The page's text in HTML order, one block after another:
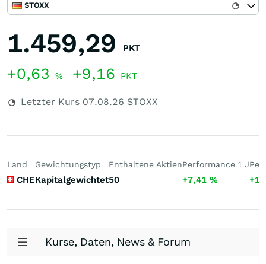
STOXX
1.459,29 PKT
+0,63 % +9,16 PKT
Letzter Kurs 07.08.26 STOXX
Land
CHE
Gewichtungstyp
Kapitalgewichtet
Enthaltene Aktien
50
Performance 1 J
+7,41 %
Kurse, Daten, News & Forum